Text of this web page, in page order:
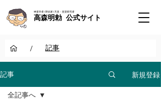
神道学者 / 歴史家 / 天皇・皇室研究者
高森明勅 公式サイト
/ 記事
記事 新規登録
全記事へ